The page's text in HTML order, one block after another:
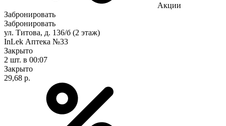
Акции
Забронировать
Забронировать
ул. Титова, д. 136/б (2 этаж)
InLek Аптека №33
Закрыто
2 шт. в 00:07
Закрыто
29,68 р.